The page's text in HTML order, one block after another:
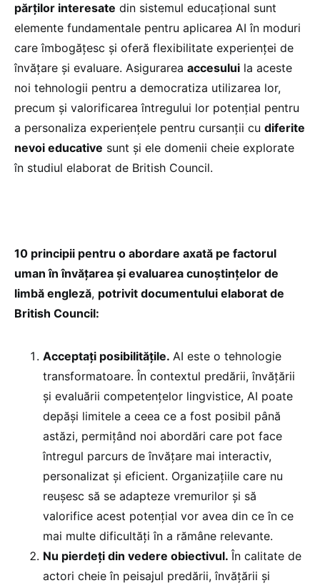
părților interesate din sistemul educațional sunt
elemente fundamentale pentru aplicarea AI în moduri
care îmbogățesc și oferă flexibilitate experienței de
învățare și evaluare. Asigurarea accesului la aceste
noi tehnologii pentru a democratiza utilizarea lor,
precum și valorificarea întregului lor potențial pentru
a personaliza experiențele pentru cursanții cu diferite
nevoi educative sunt și ele domenii cheie explorate
în studiul elaborat de British Council.
10 principii pentru o abordare axată pe factorul
uman în învățarea și evaluarea cunoștințelor de
limbă engleză, potrivit documentului elaborat de
British Council:
Acceptați posibilitățile. AI este o tehnologie
transformatoare. În contextul predării, învățării
și evaluării competențelor lingvistice, AI poate
depăși limitele a ceea ce a fost posibil până
astăzi, permițând noi abordări care pot face
întregul parcurs de învățare mai interactiv,
personalizat și eficient. Organizațiile care nu
reușesc să se adapteze vremurilor și să
valorifice acest potențial vor avea din ce în ce
mai multe dificultăți în a rămâne relevante.
Nu pierdeți din vedere obiectivul. În calitate de
actori cheie în peisajul predării, învățării și